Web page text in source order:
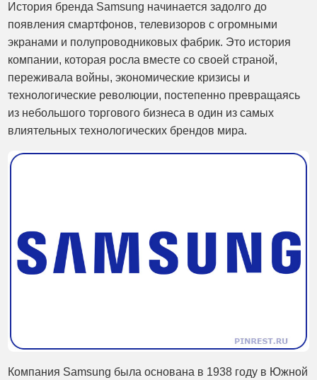
История бренда Samsung начинается задолго до
появления смартфонов, телевизоров с огромными
экранами и полупроводниковых фабрик. Это история
компании, которая росла вместе со своей страной,
переживала войны, экономические кризисы и
технологические революции, постепенно превращаясь
из небольшого торгового бизнеса в один из самых
влиятельных технологических брендов мира.
Компания Samsung была основана в 1938 году в Южной